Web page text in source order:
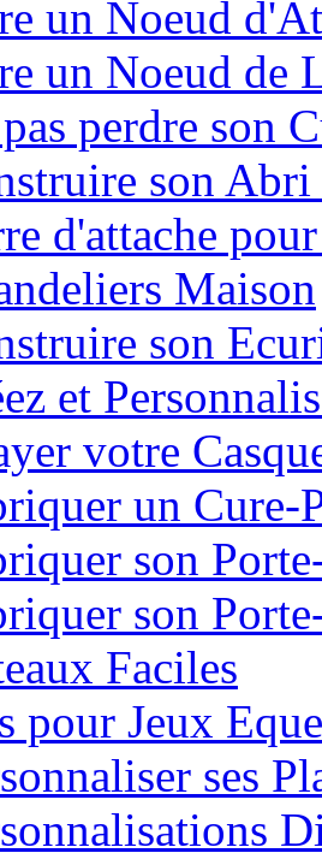
un Noeud
un Noeud de
perdre son
son
d'attache
Maison
son
et
votre
un Cure-
son
son
Faciles
pour Jeux
ses